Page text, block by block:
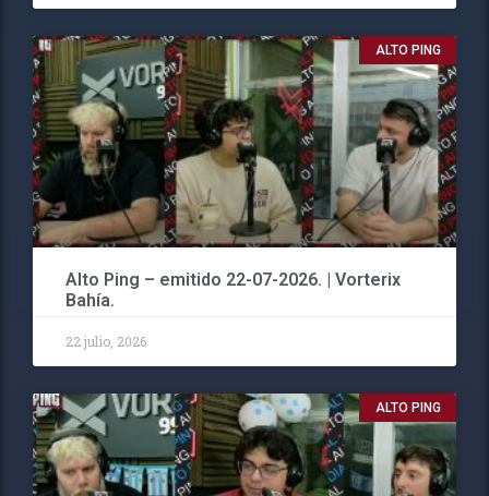
ALTO PING
Alto Ping – emitido 22-07-2026. | Vorterix
Bahía.
22 julio, 2026
ALTO PING